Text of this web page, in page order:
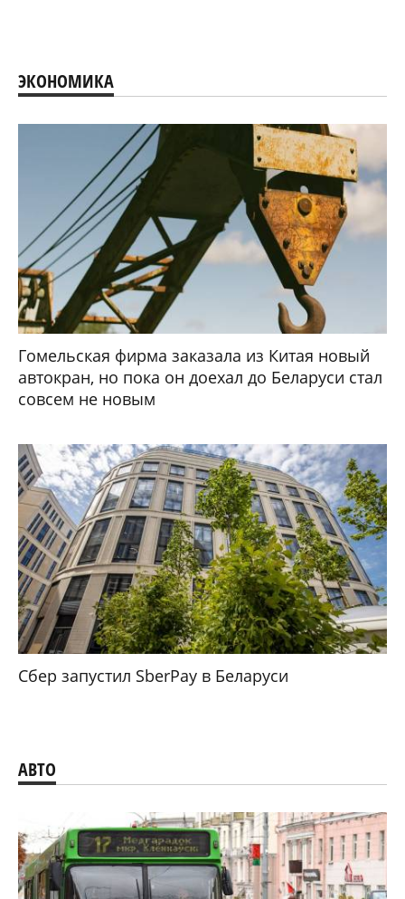
ЭКОНОМИКА
Гомельская фирма заказала из Китая новый
автокран, но пока он доехал до Беларуси стал
совсем не новым
Сбер запустил SberPay в Беларуси
АВТО